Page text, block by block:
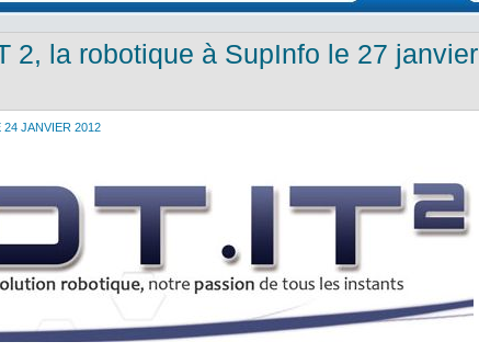
2, la robotique à SupInfo le 27 janvier
24 JANVIER 2012